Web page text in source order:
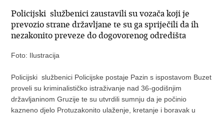
Policijski službenici zaustavili su vozača koji je
prevozio strane državljane te su ga spriječili da ih
nezakonito preveze do dogovorenog odredišta
Foto: Ilustracija
Policijski službenici Policijske postaje Pazin s ispostavom Buzet
proveli su kriminalističko istraživanje nad 36-godišnjim
državljaninom Gruzije te su utvrdili sumnju da je počinio
kazneno djelo Protuzakonito ulaženje, kretanje i boravak u